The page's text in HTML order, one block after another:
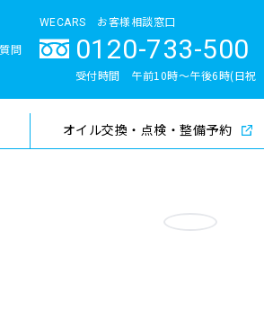
検索
問
WECARS お客様相談窓口
0120-733-500
受付時間 午前10時〜午後6時(日祝
オイル交換・点検・整備予約
お気に入り